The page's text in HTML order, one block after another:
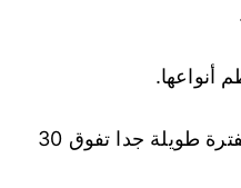
5. سهولة الصيانة التي تدوم لفترة طويلة جدا تفوق 30